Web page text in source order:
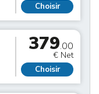
Choisir
379.00
€ Net
Choisir